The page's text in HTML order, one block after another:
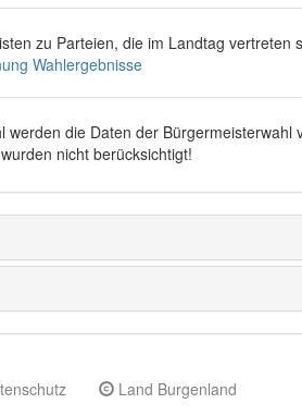
zu Parteien, die im Landtag vertreten
Wahlergebnisse
werden die Daten der Bürgermeisterwahl
nicht berücksichtigt!
Land Burgenland